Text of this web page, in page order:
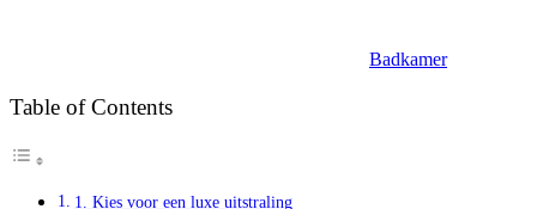
Badkamer
Table of Contents
1. Kies voor een luxe uitstraling